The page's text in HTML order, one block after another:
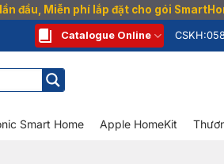
đầu, Miễn phí lắp đặt cho gói
Catalogue Online CSKH:
Smart Home Apple HomeKit